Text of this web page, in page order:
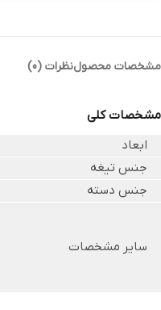
مشخصات محصولنظرات (0)
مشخصات کلی
ابعاد
جنس تیغه
جنس دسته
سایر مشخصات